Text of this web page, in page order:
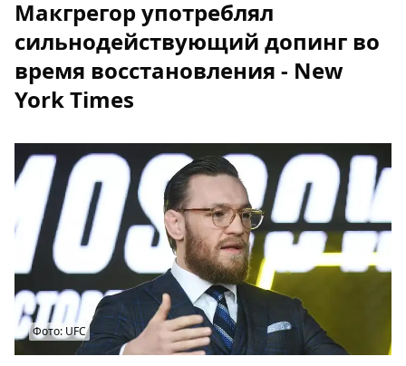
Макгрегор употреблял
сильнодействующий допинг во
время восстановления - New
York Times
Фото: UFC